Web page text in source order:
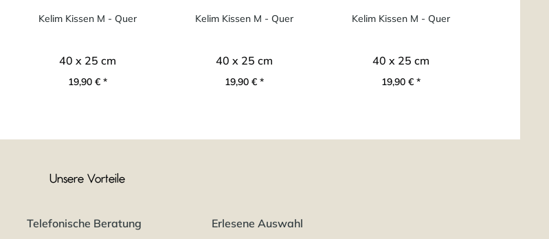
Kelim Kissen M - Quer
40 x 25 cm
19,90 € *
Kelim Kissen M - Quer
40 x 25 cm
19,90 € *
Kelim Kissen M - Quer
40 x 25 cm
19,90 € *
Unsere Vorteile
Telefonische Beratung Erlesene Auswahl